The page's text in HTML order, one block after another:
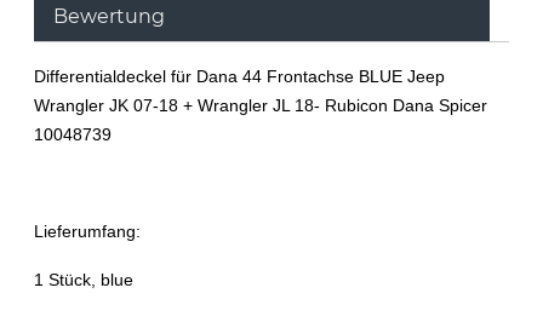
Bewertung
Differentialdeckel für Dana 44 Frontachse BLUE Jeep
Wrangler JK 07-18 + Wrangler JL 18- Rubicon Dana Spicer
10048739
Lieferumfang:
1 Stück, blue